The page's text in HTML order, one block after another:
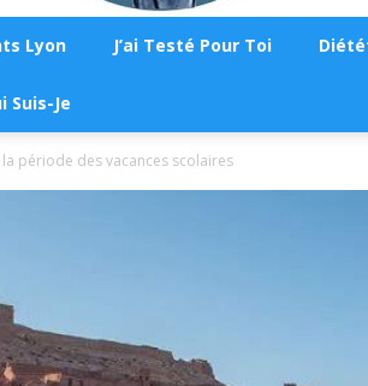
Lyon J’ai Testé Pour Toi
Suis-Je
période des vacances scolaires